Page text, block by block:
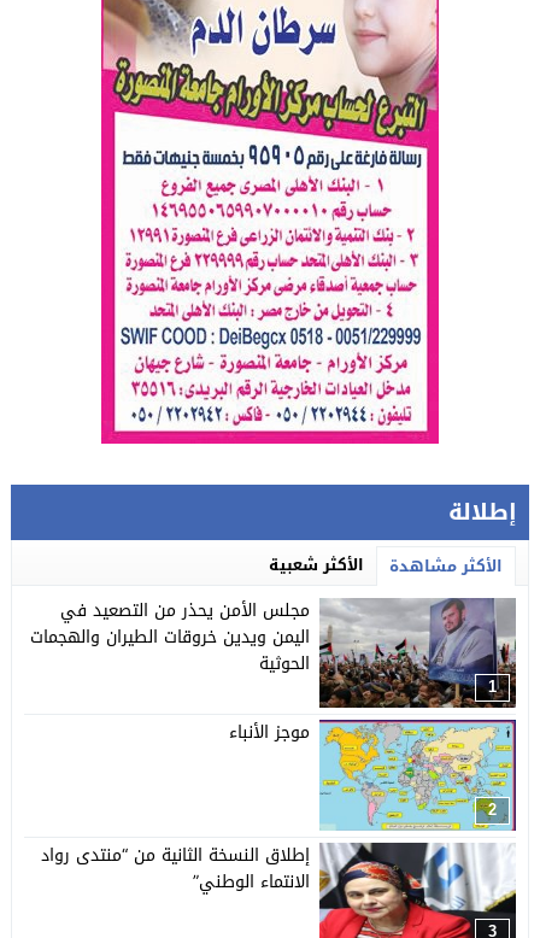
إطلالة
الأكثر مشاهدة الأكثر شعبية
1
مجلس الأمن يحذر من التصعيد في
اليمن ويدين خروقات الطيران والهجمات
الحوثية
2
موجز الأنباء
3
إطلاق النسخة الثانية من “منتدى رواد
الانتماء الوطني”